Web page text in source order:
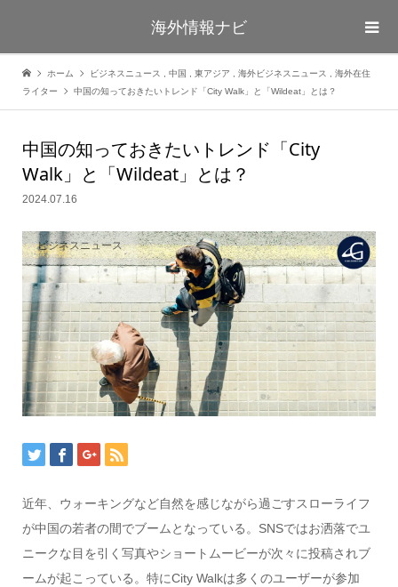
海外情報ナビ
ホーム ビジネスニュース 中国 東アジア 海外ビジネスニュース
海外在住
ライター
中国の知っておきたいトレンド「City Walk」と「Wildeat」とは？
中国の知っておきたいトレンド「City
Walk」と「Wildeat」とは？
2024.07.16
ビジネスニュース
近年、ウォーキングなど自然を感じながら過ごすスローライフ
が中国の若者の間でブームとなっている。SNSではお洒落でユ
ニークな目を引く写真やショートムービーが次々に投稿されブ
ームが起こっている。特にCity Walkは多くのユーザーが参加